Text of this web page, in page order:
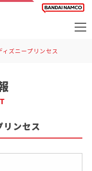
ズニープリンセス
リンセス